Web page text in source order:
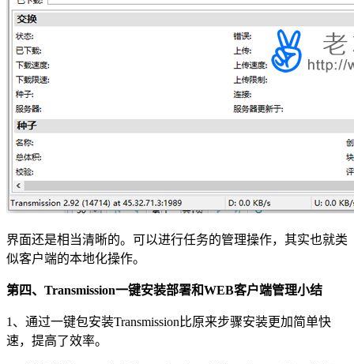
界面还是相当清晰的。可以进行任务的管理操作，其实也就类
似客户端的本地化操作。
第四、Transmission一键安装部署和WEB客户端管理小结
1、通过一键包安装Transmission比原来步骤安装更加简单快
速，提高了效率。